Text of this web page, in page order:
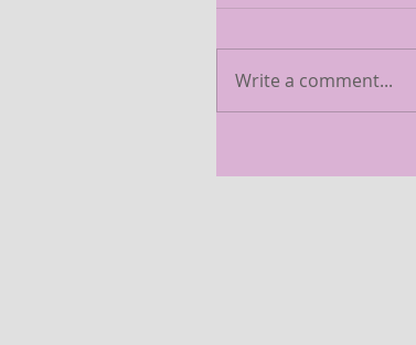
Write a comment...